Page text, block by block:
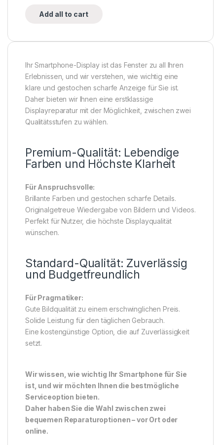
Add all to cart
Ihr Smartphone-Display ist das Fenster zu all Ihren
Erlebnissen, und wir verstehen, wie wichtig eine
klare und gestochen scharfe Anzeige für Sie ist.
Daher bieten wir Ihnen eine erstklassige
Displayreparatur mit der Möglichkeit, zwischen zwei
Qualitätsstufen zu wählen.
Premium-Qualität: Lebendige
Farben und Höchste Klarheit
Für Anspruchsvolle:
Brillante Farben und gestochen scharfe Details.
Originalgetreue Wiedergabe von Bildern und Videos.
Perfekt für Nutzer, die höchste Displayqualität
wünschen.
Standard-Qualität: Zuverlässig
und Budgetfreundlich
Für Pragmatiker:
Gute Bildqualität zu einem erschwinglichen Preis.
Solide Leistung für den täglichen Gebrauch.
Eine kostengünstige Option, die auf Zuverlässigkeit
setzt.
Wir wissen, wie wichtig Ihr Smartphone für Sie
ist, und wir möchten Ihnen die bestmögliche
Serviceoption bieten.
Daher haben Sie die Wahl zwischen zwei
bequemen Reparaturoptionen – vor Ort oder
online.